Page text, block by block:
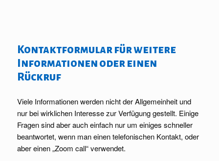
Kontaktformular für weitere
Informationen oder einen
Rückruf
Viele Informationen werden nicht der Allgemeinheit und
nur bei wirklichen Interesse zur Verfügung gestellt. Einige
Fragen sind aber auch einfach nur um einiges schneller
beantwortet, wenn man einen telefonischen Kontakt, oder
aber einen „Zoom call“ verwendet.